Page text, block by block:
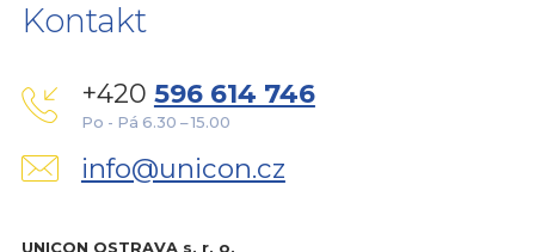
Kontakt
+420 596 614 746
Po - Pá 6.30 – 15.00
info@unicon.cz
UNICON OSTRAVA s. r. o.